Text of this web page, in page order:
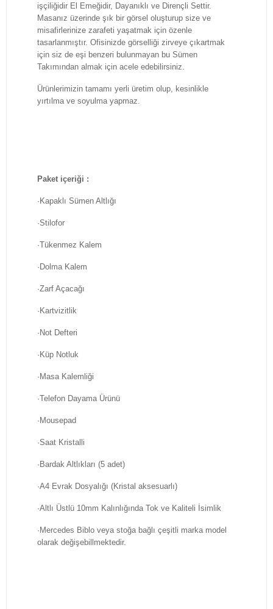
işçiliğidir El Emeğidir, Dayanıklı ve Dirençli Settir.
Masanız üzerinde şık bir görsel oluşturup size ve
misafirlerinize zarafeti yaşatmak için özenle
tasarlanmıştır. Ofisinizde görselliği zirveye çıkartmak
için siz de eşi benzeri bulunmayan bu Sümen
Takımından almak için acele edebilirsiniz.
Ürünlerimizin tamamı yerli üretim olup, kesinlikle
yırtılma ve soyulma yapmaz.
Paket içeriği :
·Kapaklı Sümen Altlığı
·Stilofor
·Tükenmez Kalem
·Dolma Kalem
·Zarf Açacağı
·Kartvizitlik
·Not Defteri
·Küp Notluk
·Masa Kalemliği
·Telefon Dayama Ürünü
·Mousepad
·Saat Kristalli
·Bardak Altlıkları (5 adet)
·A4 Evrak Dosyalığı (Kristal aksesuarlı)
·Altlı Üstlü 10mm Kalınlığında Tok ve Kaliteli İsimlik
·Mercedes Biblo veya stoğa bağlı çeşitli marka model
olarak değişebillmektedir.